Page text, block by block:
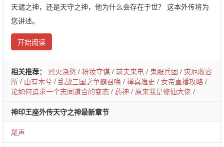
天谴之神，还是天守之神，他为什么会存在于世？ 这本外传将为
您讲述。
开始阅读
相关推荐： 烈火浇愁 / 粉妆夺谋 / 前夫来电 / 鬼服兵团 / 灾厄收容
所 / 山有木兮 / 乱战三国之争霸召唤 / 禅真逸史 / 女帝直播攻略 /
论如何追求一个志同道合的变态 / 药神 / 原来我是修仙大佬 /
神印王座外传天守之神最新章节
尾声